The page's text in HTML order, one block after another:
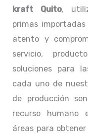
kraft Quito,
primas
atento y
servicio,
soluciones para
cada uno de
de producción
recurso humano
áreas para